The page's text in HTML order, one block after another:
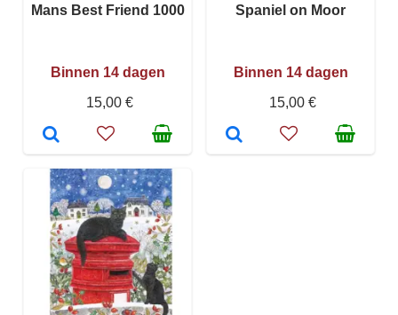
Mans Best Friend 1000
Binnen 14 dagen
15,00 €
Spaniel on Moor
Binnen 14 dagen
15,00 €